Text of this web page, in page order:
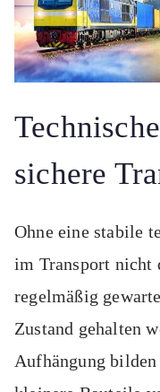
sichere
Ohne eine stabile
im Transport nicht
regelmäßig
Zustand gehalten
Aufhängung